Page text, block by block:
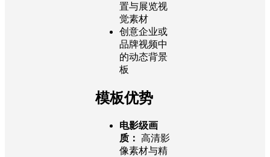
置与展览视
觉素材
创意企业或
品牌视频中
的动态背景
板
模板优势
电影级画
质： 高清影
像素材与精